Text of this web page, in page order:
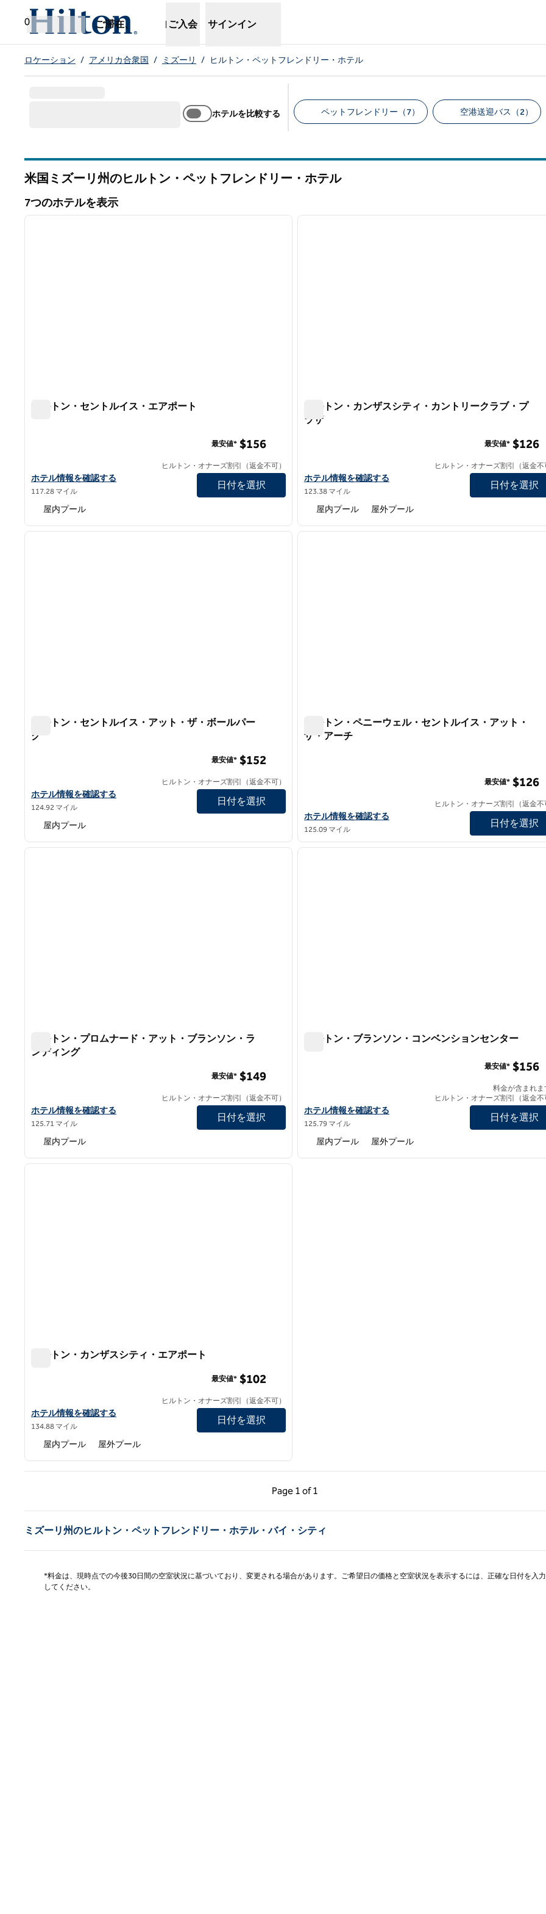
コンテンツに移動
0
ご滞在、 ご入会 サインイン
ロケーション / アメリカ合衆国 / ミズーリ / ヒルトン・ペットフレンドリー・ホテル
ホテルを比較する ペットフレンドリー（7） 空港送迎バス（2）
米国ミズーリ州のヒルトン・ペットフレンドリー・ホテル
7つのホテルを表示
7つのホテルを表示
1/12
次の画像
ヒルトン・セントルイス・エアポート
ヒルトン・セントルイス・エアポートの詳細を見る
ホテル情報を確認する
117.28 マイル
最安値* $156
ヒルトン・オナーズ割引（返金不可）
日付を選択
屋内プール
1/11
ヒルトン・カンザスシティ・カントリークラブ・プ
ラザ
ヒルトン・カンザスシティ・カントリークラブ・プラザの詳細
ホテル情報を確認する
123.38 マイル
最安値* $126
ヒルトン・オナーズ割引（返金不
日付を選択
屋内プール 屋外プール
1/12
次の画像
ヒルトン・セントルイス・アット・ザ・ボールパー
ク
ヒルトン・セントルイス・アット・ザ・ボールパークの詳細を見る
ホテル情報を確認する
124.92 マイル
最安値* $152
ヒルトン・オナーズ割引（返金不可）
日付を選択
屋内プール
1/12
ヒルトン・ペニーウェル・セントルイス・アット・
ザ・アーチ
ヒルトン・ペニーウェルヒルトンセントルイス・アット・ザ・
ホテル情報を確認する
125.09 マイル
最安値* $126
ヒルトン・オナーズ割引（返金不
日付を選択
1/12
次の画像
ヒルトン・プロムナード・アット・ブランソン・ラ
ンディング
ブランソン・ランディングのヒルトン・プロムナードの詳細を見る
ホテル情報を確認する
125.71 マイル
最安値* $149
ヒルトン・オナーズ割引（返金不可）
日付を選択
屋内プール
1
1/11
ヒルトン・ブランソン・コンベンションセンター
ヒルトン・ブランソン・コンベンションセンターの詳細を見る
ホテル情報を確認する
125.79 マイル
最安値* $156
料金が含まれま
ヒルトン・オナーズ割引（返金不
日付を選択
屋内プール 屋外プール
1/12
次の画像
ヒルトン・カンザスシティ・エアポート
ヒルトン・カンザスシティ・エアポートのホテルの詳細を表示
ホテル情報を確認する
134.88 マイル
最安値* $102
ヒルトン・オナーズ割引（返金不可）
日付を選択
屋内プール 屋外プール
Page 1 of 1
前のページ（1/1）
Page 1 of 1
ミズーリ州のヒルトン・ペットフレンドリー・ホテル・バイ・シティ
*料金は、現時点での今後30日間の空室状況に基づいており、変更される場合があります。ご希望日の価格と空室状況を表示するには、正確な日付を入力
してください。